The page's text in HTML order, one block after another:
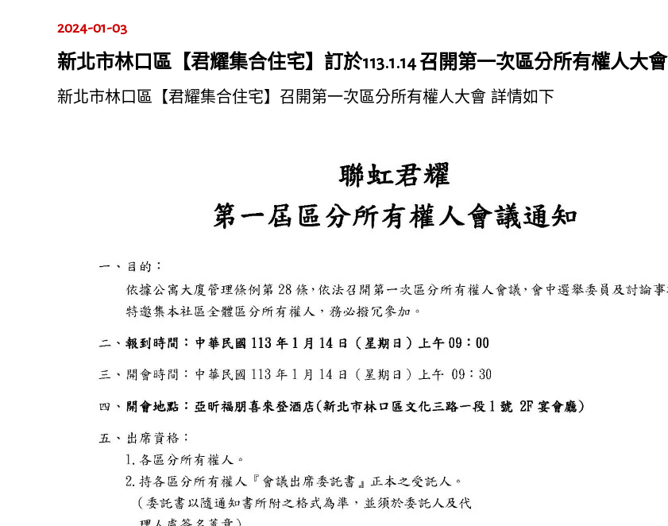
2024-01-03
新北市林口區【君耀集合住宅】訂於113.1.14 召開第一次區分所有權人大會
新北市林口區【君耀集合住宅】召開第一次區分所有權人大會 詳情如下